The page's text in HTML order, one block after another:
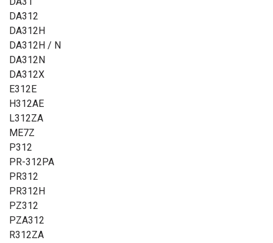
DA312
DA312H
DA312H / N
DA312N
DA312X
E312E
H312AE
L312ZA
ME7Z
P312
PR-312PA
PR312
PR312H
PZ312
PZA312
R312ZA